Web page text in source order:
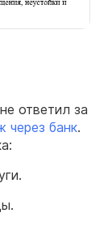
ответил за
через банк.